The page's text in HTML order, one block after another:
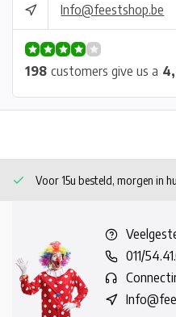
Info@feestshop.be
198 customers give us a
Voor 15u besteld, morgen in
011/